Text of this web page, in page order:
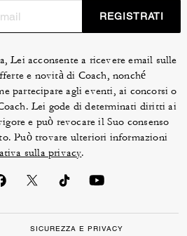
REGISTRATI
Lei acconsente a ricevere email sulle
e novità di Coach, nonché
partecipare agli eventi, ai concorsi o
Lei gode di determinati diritti ai
e può revocare il Suo consenso
Può trovare ulteriori informazioni
sulla privacy.
SICUREZZA E PRIVACY